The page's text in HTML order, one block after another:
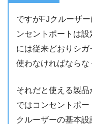
ですがFJクルーザ
ンセントポートは
には従来どおりシ
使わなければならな
それだと使える製
ではコンセントポ
クルーザーの基本